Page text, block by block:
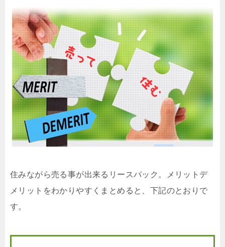
住みながら売る事が出来るリースバック。メリットデ
メリットをわかりやすくまとめると、下記のとおりで
す。